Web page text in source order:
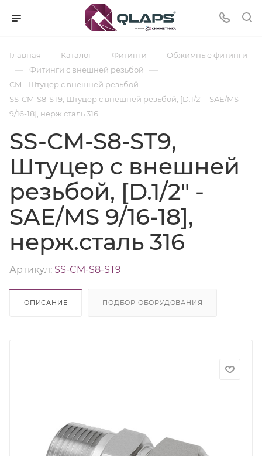
Главная — Каталог — Фитинги — Обжимные фитинги
— Фитинги с внешней резьбой —
CM - Штуцер с внешней резьбой —
SS-CM-S8-ST9, Штуцер с внешней резьбой, [D.1/2" - SAE/MS
9/16-18], нерж.сталь 316
SS-CM-S8-ST9,
Штуцер с внешней
резьбой, [D.1/2" -
SAE/MS 9/16-18],
нерж.сталь 316
Артикул: SS-CM-S8-ST9
ОПИСАНИЕ ПОДБОР ОБОРУДОВАНИЯ